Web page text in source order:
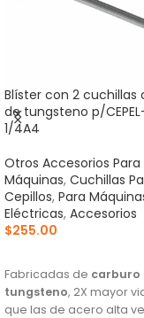
Blíster con 2 cuchillas
de tungsteno p/
1/4A4
Otros Accesorios Para
Máquinas, Cuchillas
Cepillos, Para
Eléctricas, Accesorios
$255.00
Fabricadas de carburo
tungsteno, 2X mayor
que las de acero alta